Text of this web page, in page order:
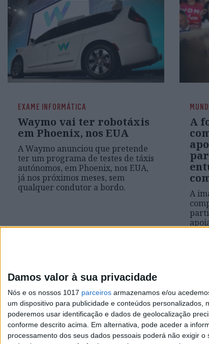
Damos valor à sua privacidade
Nós e os nossos 1017 parceiros armazenamos e/ou
um dispositivo para publicidade e conteúdos personalizados,
poderemos usar identificação e dados de geolocalização
conforme descrito acima. Em alternativa, pode aceder a
processamento dos seus dados pessoais poderá não exigir
EXAME INFORMÁTICA
Waymo vai ter robotáxis
em Phoenix, nos EUA
A Waymo anunciou que pretende
ter um programa de testes de táxis
autónomos, em Phoenix, nos EUA,
já nos próximos meses, sem
qualquer condutor a bordo.
A
A